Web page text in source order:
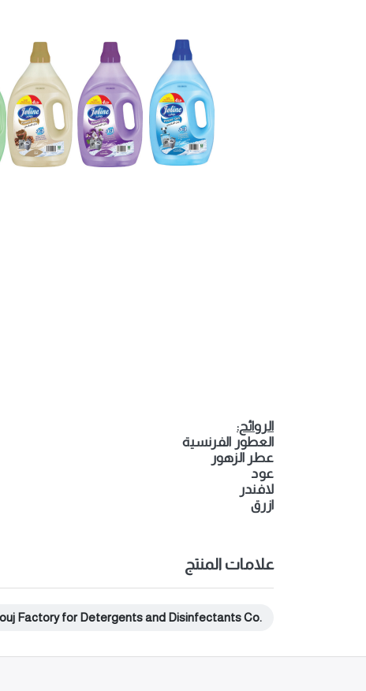
الروائح:
العطور الفرنسية
عطر الزهور
عود
لافندر
ازرق
علامات المنتج
Factory for Detergents and Disinfectants Co.